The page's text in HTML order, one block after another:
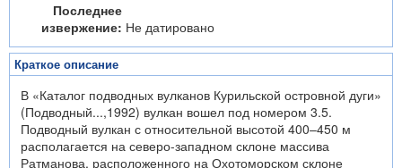
Последнее
извержение: Не датировано
Краткое описание
В «Каталог подводных вулканов Курильской островной дуги»
(Подводный...,1992) вулкан вошел под номером 3.5.
Подводный вулкан с относительной высотой 400–450 м
располагается на северо-западном склоне массива
Ратманова, расположенного на Охотоморском склоне